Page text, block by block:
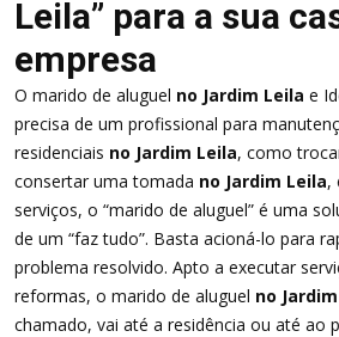
Leila” para a sua
empresa
O marido de aluguel no Jardim Leila e
precisa de um profissional para
residenciais no Jardim Leila, como
consertar uma tomada no Jardim Leila,
serviços, o “marido de aluguel” é uma
de um “faz tudo”. Basta acioná-lo para
problema resolvido. Apto a executar
reformas, o marido de aluguel no
chamado, vai até a residência ou até ao